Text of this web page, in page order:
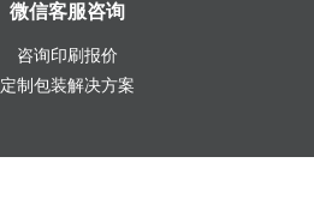
微信客服咨询
咨询印刷报价
定制包装解决方案